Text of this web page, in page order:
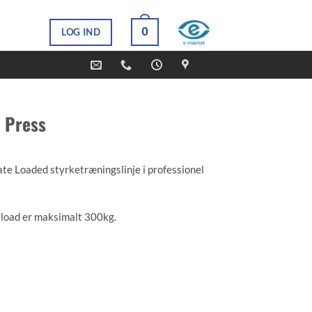
LOG IND 0
Loaded styrketræningslinje i professionel
er maksimalt 300kg.
til opbevaring af skiver.
Maskinen købes usamlet, indhent